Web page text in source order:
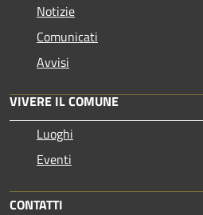
Notizie
Comunicati
Avvisi
VIVERE IL COMUNE
Luoghi
Eventi
CONTATTI